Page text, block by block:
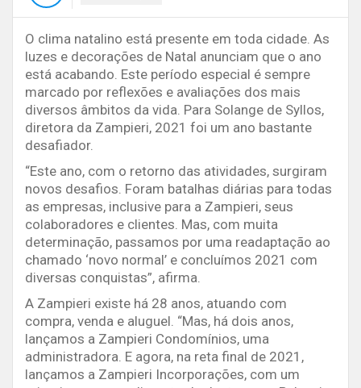
O clima natalino está presente em toda cidade. As
luzes e decorações de Natal anunciam que o ano
está acabando. Este período especial é sempre
marcado por reflexões e avaliações dos mais
diversos âmbitos da vida. Para Solange de Syllos,
diretora da Zampieri, 2021 foi um ano bastante
desafiador.
“Este ano, com o retorno das atividades, surgiram
novos desafios. Foram batalhas diárias para todas
as empresas, inclusive para a Zampieri, seus
colaboradores e clientes. Mas, com muita
determinação, passamos por uma readaptação ao
chamado ‘novo normal’ e concluímos 2021 com
diversas conquistas”, afirma.
A Zampieri existe há 28 anos, atuando com
compra, venda e aluguel. “Mas, há dois anos,
lançamos a Zampieri Condomínios, uma
administradora. E agora, na reta final de 2021,
lançamos a Zampieri Incorporações, com um